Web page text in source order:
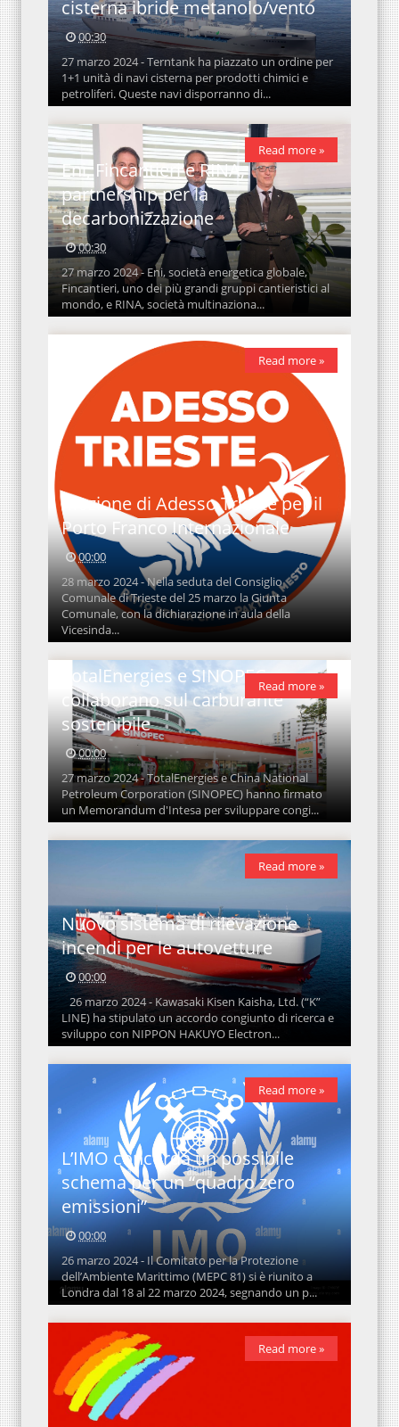
cisterna ibride metanolo/vento
00:30
27 marzo 2024 - Terntank ha piazzato un ordine per
1+1 unità di navi cisterna per prodotti chimici e
petroliferi. Queste navi disporranno di...
Eni, Fincantieri e RINA,
partnership per la
decarbonizzazione
00:30
27 marzo 2024 - Eni, società energetica globale,
Fincantieri, uno dei più grandi gruppi cantieristici al
mondo, e RINA, società multinaziona...
Read more »
Mozione di Adesso Trieste per il
Porto Franco Internazionale
00:00
28 marzo 2024 - Nella seduta del Consiglio
Comunale di Trieste del 25 marzo la Giunta
Comunale, con la dichiarazione in aula della
Vicesinda...
Read more »
TotalEnergies e SINOPEC
collaborano sul carburante
sostenibile
00:00
27 marzo 2024 - TotalEnergies e China National
Petroleum Corporation (SINOPEC) hanno firmato
un Memorandum d'Intesa per sviluppare congi...
Read more »
Nuovo sistema di rilevazione
incendi per le autovetture
00:00
26 marzo 2024 - Kawasaki Kisen Kaisha, Ltd. (“K”
LINE) ha stipulato un accordo congiunto di ricerca e
sviluppo con NIPPON HAKUYO Electron...
Read more »
L’IMO concorda un possibile
schema per un “quadro zero
emissioni”
00:00
26 marzo 2024 - Il Comitato per la Protezione
dell’Ambiente Marittimo (MEPC 81) si è riunito a
Londra dal 18 al 22 marzo 2024, segnando un p...
Read more »
Read more »